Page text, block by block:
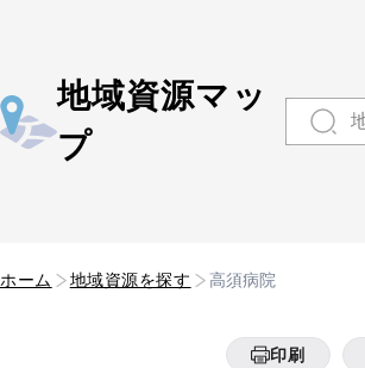
地域資源マッ
プ
ホーム 地域資源を探す 高須病院
印刷